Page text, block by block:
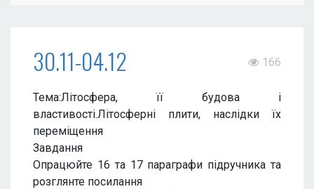
30.11-04.12 166
Тема:Літосфера, її будова і
властивості.Літосферні плити, наслідки їх
переміщення
Завдання
Опрацюйте 16 та 17 параграфи підручника та
розглянте посилання